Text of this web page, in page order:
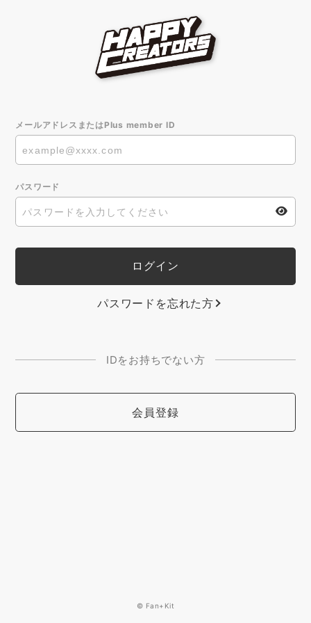
メールアドレスまたはPlus member ID
パスワード
パスワードを忘れた方
IDをお持ちでない方
会員登録
© Fan+Kit